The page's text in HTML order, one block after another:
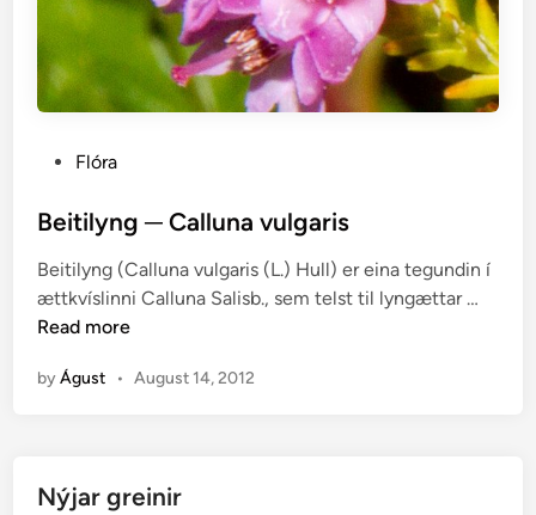
s
e
d
i
Flóra
Beitilyng ─ Calluna vulgaris
Beitilyng (Calluna vulgaris (L.) Hull) er eina tegundin í
ættkvíslinni Calluna Salisb., sem telst til lyngættar …
Read more
byÁgust • August 14, 2012
Nýjar greinir